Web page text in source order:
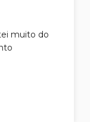
muito do